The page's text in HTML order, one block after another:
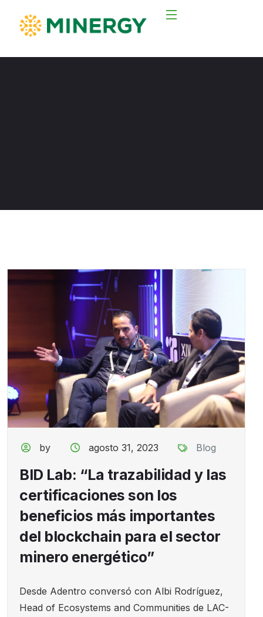
by agosto 31, 2023 Blog
BID Lab: “La trazabilidad y las
certificaciones son los
beneficios más importantes
del blockchain para el sector
minero energético”
Desde Adentro conversó con Albi Rodríguez,
Head of Ecosystems and Communities de LAC-